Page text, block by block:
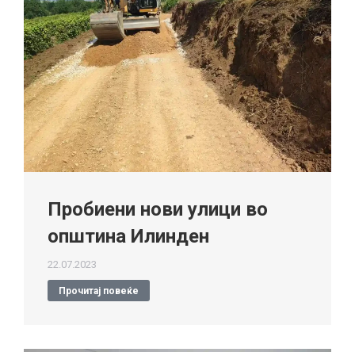
Пробиени нови улици во
општина Илинден
22.07.2023
Прочитај повеќе